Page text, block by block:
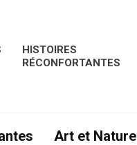
HISTOIRES
RÉCONFORTANTES
Art et Nature